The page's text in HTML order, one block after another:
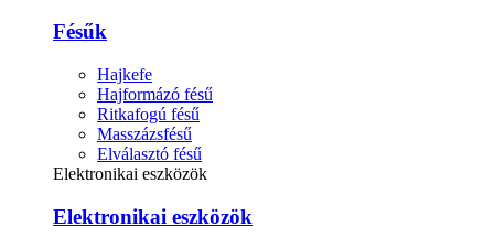
Fésűk
Hajkefe
Hajformázó fésű
Ritkafogú fésű
Masszázsfésű
Elválasztó fésű
Elektronikai eszközök
Elektronikai eszközök